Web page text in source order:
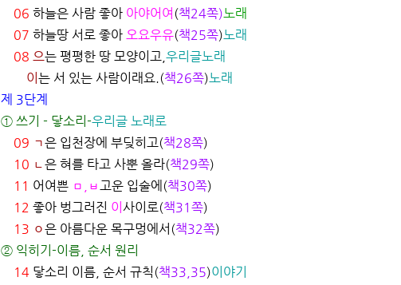
06 하늘은 사람 좋아 아야어여 (책24쪽)노래
07 하늘땅 서로 좋아 오요우유(책25쪽)노래
08 으는 평평한 땅 모양이고, 우리글노래
이 는 서 있는 사람이래요.(책26쪽)노래
제 3단계
① 쓰기 - 닿소리 -우리글 노래로
09 ㄱ은 입천장에 부딪히고(책28쪽)
10 ㄴ은 혀를 타고 사뿐 올라(책29쪽)
11 어여쁜 ㅁ,ㅂ고운 입술에 (책30쪽)
12 좋아 벙그러진 이 사이로(책31쪽)
13 ㅇ은 아름다운 목구멍에서 (책32쪽)
② 익히기-이름, 순서 원리
14 닿소리 이름, 순서 규칙(책33,35)이야기